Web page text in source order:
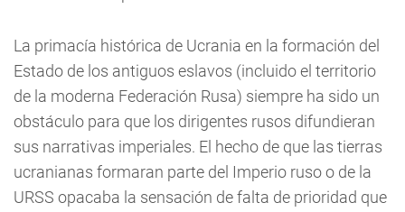
La primacía histórica de Ucrania en la formación del
Estado de los antiguos eslavos (incluido el territorio
de la moderna Federación Rusa) siempre ha sido un
obstáculo para que los dirigentes rusos difundieran
sus narrativas imperiales. El hecho de que las tierras
ucranianas formaran parte del Imperio ruso o de la
URSS opacaba la sensación de falta de prioridad que